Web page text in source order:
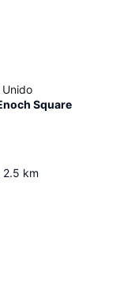
Unido
Square
2.5 km